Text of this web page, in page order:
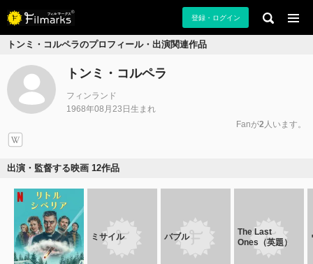
登録・ログイン
トンミ・コルペラのプロフィール・出演関連作品
トンミ・コルペラ
フィンランド
1968年08月23日生まれ
Fanが2 人います。
出演・監督する映画 12作品
ミサイル バブル
The Last
Ones（英題）